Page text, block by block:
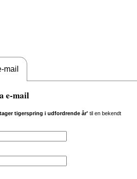
mail
e-mail
tigerspring i udfordrende år' til en bekendt